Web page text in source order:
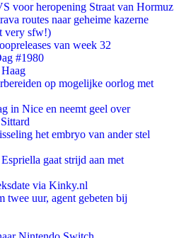
voor heropening Straat van Hormuz
routes naar geheime kazerne
very sfw!)
van week 32
#1980
op mogelijke oorlog met
in Nice en neemt geel over
het embryo van ander stel
gaat strijd aan met
via Kinky.nl
uur, agent gebeten bij